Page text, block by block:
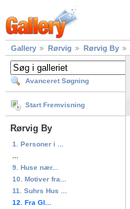
Gallery Rørvig Rørvig By
Avanceret Søgning
Start Fremvisning
Rørvig By
1. Personer i ...
9. Huse nær...
10. Motiver fra...
11. Suhrs Hus ...
12. Fra Gl...